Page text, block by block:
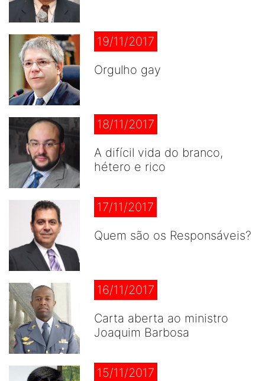
19/11/2017
Orgulho gay
18/11/2017
A difícil vida do branco,
hétero e rico
17/11/2017
Quem são os Responsáveis?
16/11/2017
Carta aberta ao ministro
Joaquim Barbosa
15/11/2017